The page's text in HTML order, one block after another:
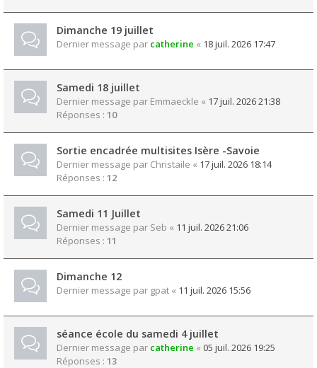
Dimanche 19 juillet
Dernier message par catherine « 18 juil. 2026 17:47
Samedi 18 juillet
Dernier message par Emmaeckle « 17 juil. 2026 21:38
Réponses : 10
Sortie encadrée multisites Isère -Savoie
Dernier message par Christaile « 17 juil. 2026 18:14
Réponses : 12
Samedi 11 Juillet
Dernier message par Seb « 11 juil. 2026 21:06
Réponses : 11
Dimanche 12
Dernier message par gpat « 11 juil. 2026 15:56
séance école du samedi 4 juillet
Dernier message par catherine « 05 juil. 2026 19:25
Réponses : 13